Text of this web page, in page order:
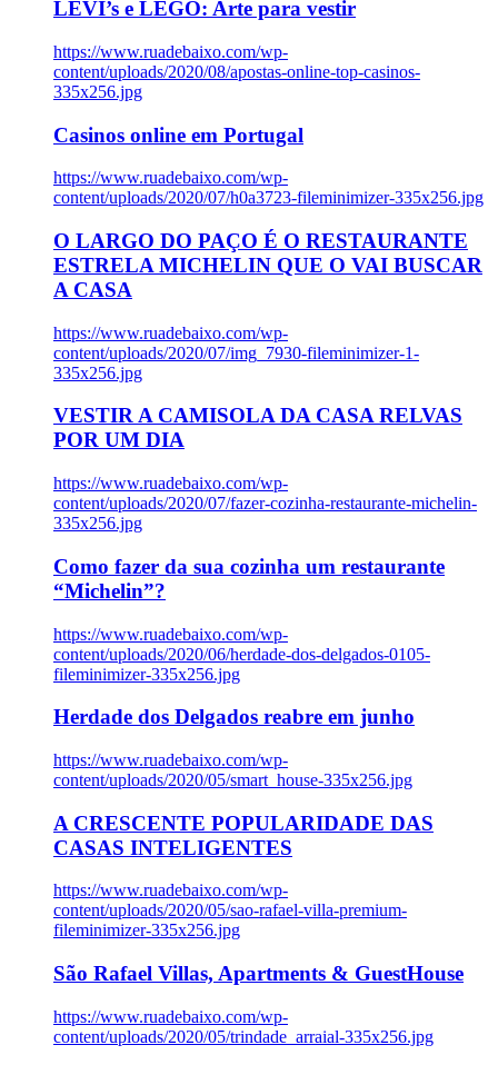
LEVI’s e LEGO: Arte para vestir
https://www.ruadebaixo.com/wp-
content/uploads/2020/08/apostas-online-top-casinos-
335x256.jpg
Casinos online em Portugal
https://www.ruadebaixo.com/wp-
content/uploads/2020/07/h0a3723-fileminimizer-335x256.jpg
O LARGO DO PAÇO É O RESTAURANTE
ESTRELA MICHELIN QUE O VAI BUSCAR
A CASA
https://www.ruadebaixo.com/wp-
content/uploads/2020/07/img_7930-fileminimizer-1-
335x256.jpg
VESTIR A CAMISOLA DA CASA RELVAS
POR UM DIA
https://www.ruadebaixo.com/wp-
content/uploads/2020/07/fazer-cozinha-restaurante-michelin-
335x256.jpg
Como fazer da sua cozinha um restaurante
“Michelin”?
https://www.ruadebaixo.com/wp-
content/uploads/2020/06/herdade-dos-delgados-0105-
fileminimizer-335x256.jpg
Herdade dos Delgados reabre em junho
https://www.ruadebaixo.com/wp-
content/uploads/2020/05/smart_house-335x256.jpg
A CRESCENTE POPULARIDADE DAS
CASAS INTELIGENTES
https://www.ruadebaixo.com/wp-
content/uploads/2020/05/sao-rafael-villa-premium-
fileminimizer-335x256.jpg
São Rafael Villas, Apartments & GuestHouse
https://www.ruadebaixo.com/wp-
content/uploads/2020/05/trindade_arraial-335x256.jpg